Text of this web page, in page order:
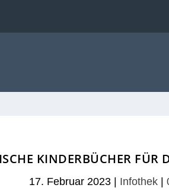
KINDERBÜCHER FÜR
17. Februar 2023| Infothek|